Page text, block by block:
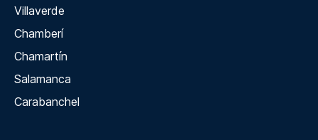
Villaverde
Chamberí
Chamartín
Salamanca
Carabanchel